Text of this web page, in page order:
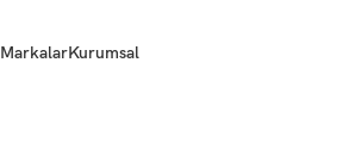
MarkalarKurumsal